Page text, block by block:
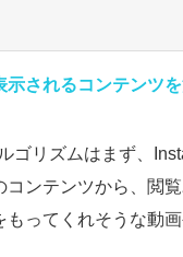
されるコンテンツ
ゴリズムはまず、
コンテンツから、閲
もってくれそうな動